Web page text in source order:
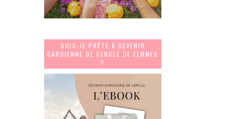
SUIS-JE PRÊTE À DEVENIR
GARDIENNE DE CERCLE DE FEMMES
?